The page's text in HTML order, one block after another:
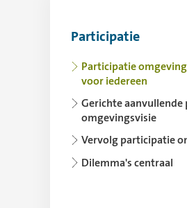
Gebruik de pijltoets
Participatie
Participatie
voor iedereen
Gerichte
omgevingsvisie
Vervolg participatie
Dilemma's centraal